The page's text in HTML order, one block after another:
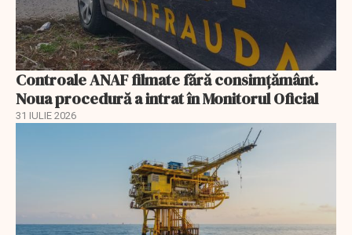
Controale ANAF filmate fără consimțământ.
Noua procedură a intrat în Monitorul Oficial
31 IULIE 2026